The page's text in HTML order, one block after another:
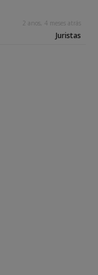
2 anos, 4 meses atrás
Juristas